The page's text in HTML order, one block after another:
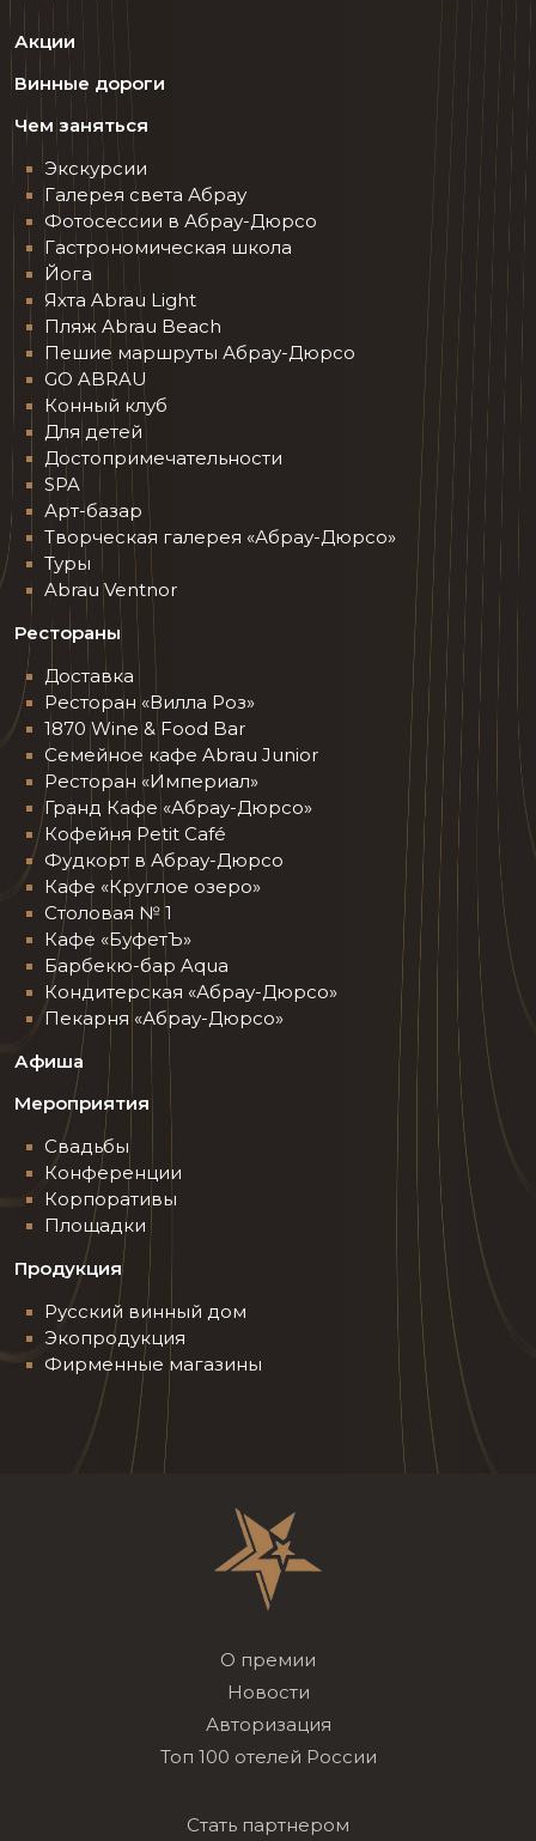
Акции
Винные дороги
Чем заняться
Экскурсии
Галерея света Абрау
Фотосессии в Абрау-Дюрсо
Гастрономическая школа
Йога
Яхта Abrau Light
Пляж Abrau Beach
Пешие маршруты Абрау-Дюрсо
GO ABRAU
Конный клуб
Для детей
Достопримечательности
SPA
Арт-базар
Творческая галерея «Абрау-Дюрсо»
Туры
Abrau Ventnor
Рестораны
Доставка
Ресторан «Вилла Роз»
1870 Wine & Food Bar
Семейное кафе Abrau Junior
Ресторан «Империал»
Гранд Кафе «Абрау-Дюрсо»
Кофейня Petit Сafé
Фудкорт в Абрау-Дюрсо
Кафе «Круглое озеро»
Столовая № 1
Кафе «БуфетЪ»
Барбекю-бар Aqua
Кондитерская «Абрау-Дюрсо»
Пекарня «Абрау-Дюрсо»
Афиша
Мероприятия
Свадьбы
Конференции
Корпоративы
Площадки
Продукция
Русский винный дом
Экопродукция
Фирменные магазины
О премии
Новости
Авторизация
Топ 100 отелей России
Стать партнером